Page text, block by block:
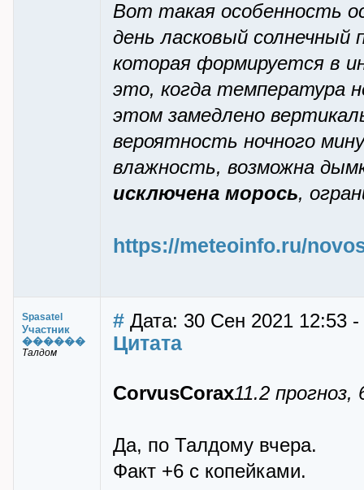
Вот такая особенность
день ласковый солнечный
которая формируется в
это, когда температура
этом замедлено
вероятность ночного
влажность, возможна
исключена морось,
https://meteoinfo.ru/
Spasatel
Участник
������
Талдом
# Дата: 30 Сен 2021 12:53
Цитата
CorvusCorax11.2
Да, по Талдому вчера.
Факт +6 с копейками.